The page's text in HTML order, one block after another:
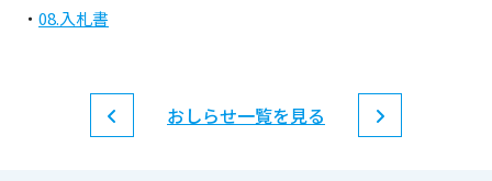
・ 08.入札書
おしらせ一覧を見る